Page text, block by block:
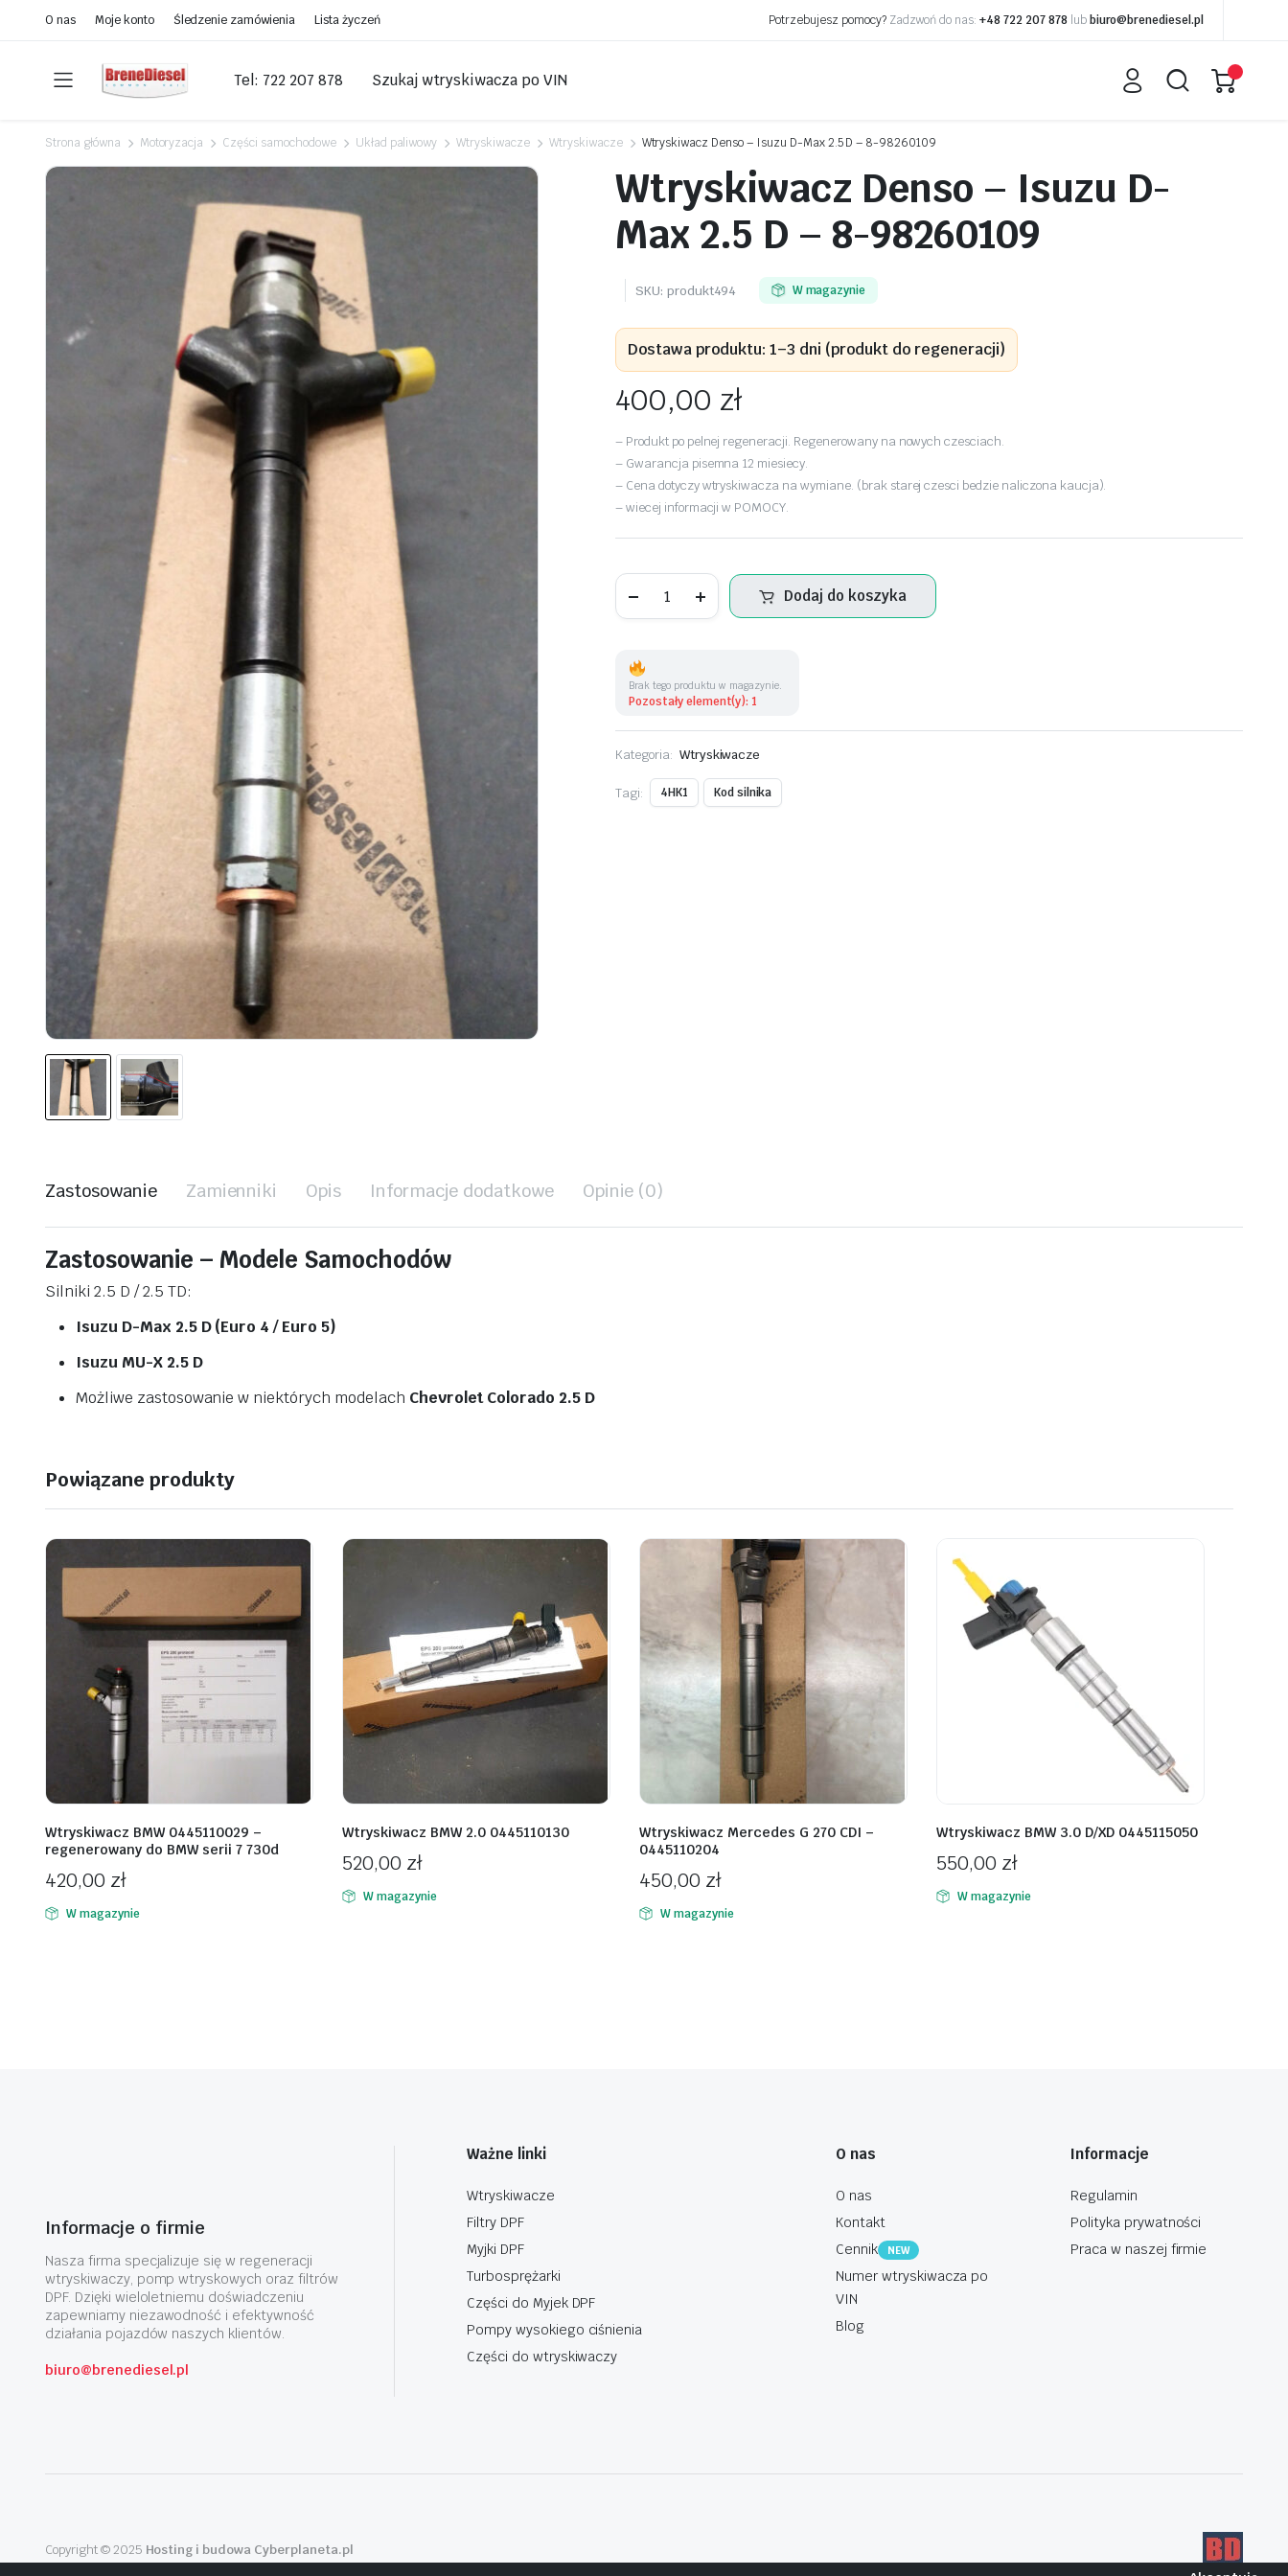
O nas Moje konto Śledzenie zamówienia Lista życzeń Potrzebujesz pomocy? Zadzwoń do nas: +48 722 207 878 lub biuro@brenediesel.pl
Tel: 722 207 878 Szukaj wtryskiwacza po VIN
Strona główna Motoryzacja Części samochodowe Układ paliwowy Wtryskiwacze Wtryskiwacze Wtryskiwacz Denso – Isuzu D-Max 2.5 D – 8-98260109
Wtryskiwacz Denso – Isuzu D-
Max 2.5 D – 8-98260109
SKU: produkt494 W magazynie
Dostawa produktu: 1–3 dni (produkt do regeneracji)
400,00 zł
– Produkt po pelnej regeneracji. Regenerowany na nowych czesciach.
– Gwarancja pisemna 12 miesiecy.
– Cena dotyczy wtryskiwacza na wymiane. (brak starej czesci bedzie naliczona kaucja).
– wiecej informacji w POMOCY.
Wtryskiwacz
Denso
2.5
D
8-
ilość
Dodaj do koszyka
Brak tego produktu w magazynie.
Pozostały element(y): 1
Kategoria: Wtryskiwacze
Tagi: 4HK1 Kod silnika
Zastosowanie Zamienniki Opis Informacje dodatkowe Opinie (0)
Zastosowanie – Modele Samochodów
Silniki 2.5 D / 2.5 TD:
Isuzu D-Max 2.5 D (Euro 4 / Euro 5)
Isuzu MU-X 2.5 D
Możliwe zastosowanie w niektórych modelach Chevrolet Colorado 2.5 D
Powiązane produkty
Wtryskiwacz BMW 0445110029 –
regenerowany do BMW serii 7 730d
420,00 zł
W magazynie
Wtryskiwacz BMW 2.0 0445110130
520,00 zł
W magazynie
Wtryskiwacz Mercedes G 270 CDI –
0445110204
450,00 zł
W magazynie
Wtryskiwacz BMW 3.0 D/XD 0445115050
550,00 zł
W magazynie
Informacje o firmie
Nasza firma specjalizuje się w regeneracji
wtryskiwaczy, pomp wtryskowych oraz filtrów
DPF. Dzięki wieloletniemu doświadczeniu
zapewniamy niezawodność i efektywność
działania pojazdów naszych klientów.
biuro@brenediesel.pl
Ważne linki
Wtryskiwacze
Filtry DPF
Myjki DPF
Turbosprężarki
Części do Myjek DPF
Pompy wysokiego ciśnienia
Części do wtryskiwaczy
O nas
O nas
Kontakt
Cennik
NEW
Numer wtryskiwacza po
VIN
Blog
Informacje
Regulamin
Polityka prywatności
Praca w naszej firmie
Copyright © 2025 Hosting i budowa Cyberplaneta.pl